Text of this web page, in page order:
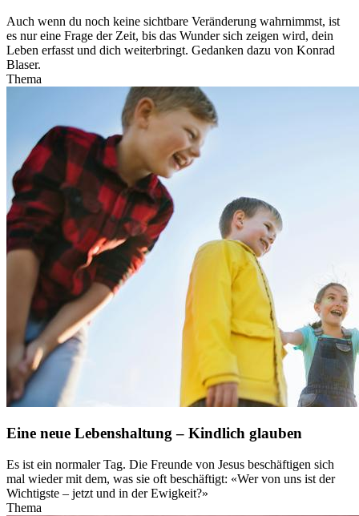
Auch wenn du noch keine sichtbare Veränderung wahrnimmst, ist
es nur eine Frage der Zeit, bis das Wunder sich zeigen wird, dein
Leben erfasst und dich weiterbringt. Gedanken dazu von Konrad
Blaser.
Thema
Eine neue Lebenshaltung – Kindlich glauben
Es ist ein normaler Tag. Die Freunde von Jesus beschäftigen sich
mal wieder mit dem, was sie oft beschäftigt: «Wer von uns ist der
Wichtigste – jetzt und in der Ewigkeit?»
Thema